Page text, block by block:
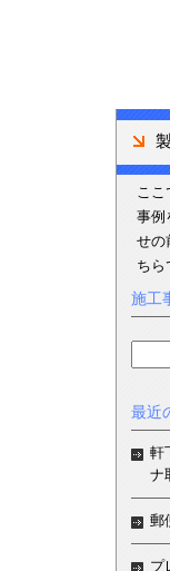
こ
事例
せの
ちら
施工
最近
軒
ナ
郵
プ